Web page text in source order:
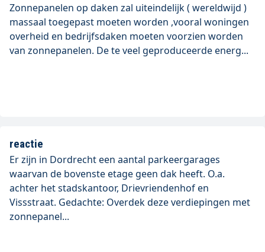
Zonnepanelen op daken zal uiteindelijk ( wereldwijd )
massaal toegepast moeten worden ,vooral woningen
overheid en bedrijfsdaken moeten voorzien worden
van zonnepanelen. De te veel geproduceerde energ...
reactie
Er zijn in Dordrecht een aantal parkeergarages
waarvan de bovenste etage geen dak heeft. O.a.
achter het stadskantoor, Drievriendenhof en
Vissstraat. Gedachte: Overdek deze verdiepingen met
zonnepanel...